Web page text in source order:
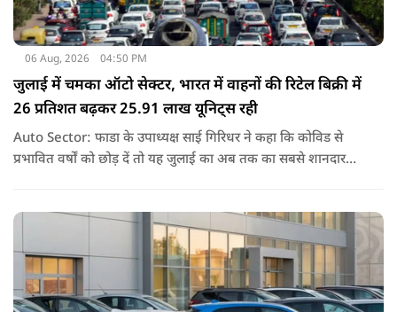
06 Aug, 2026 04:50 PM
जुलाई में चमका ऑटो सेक्टर, भारत में वाहनों की रिटेल बिक्री में
26 प्रतिशत बढ़कर 25.91 लाख यूनिट्स रही
Auto Sector: फाडा के उपाध्यक्ष साई गिरिधर ने कहा कि कोविड से
प्रभावित वर्षों को छोड़ दें तो यह जुलाई का अब तक का सबसे शानदार